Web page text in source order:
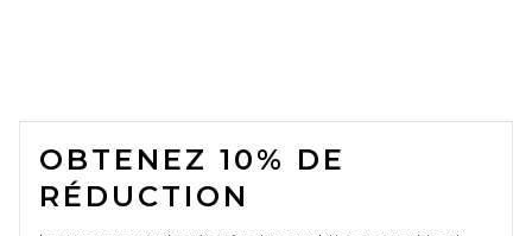
FOOTER
OBTENEZ 10% DE
RÉDUCTION